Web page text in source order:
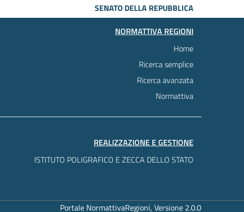
SENATO DELLA REPUBBLICA
NORMATTIVA REGIONI
Home
Ricerca semplice
Ricerca avanzata
Normattiva
REALIZZAZIONE E GESTIONE
ISTITUTO POLIGRAFICO E ZECCA DELLO STATO
Portale NormattivaRegioni, Versione 2.0.0